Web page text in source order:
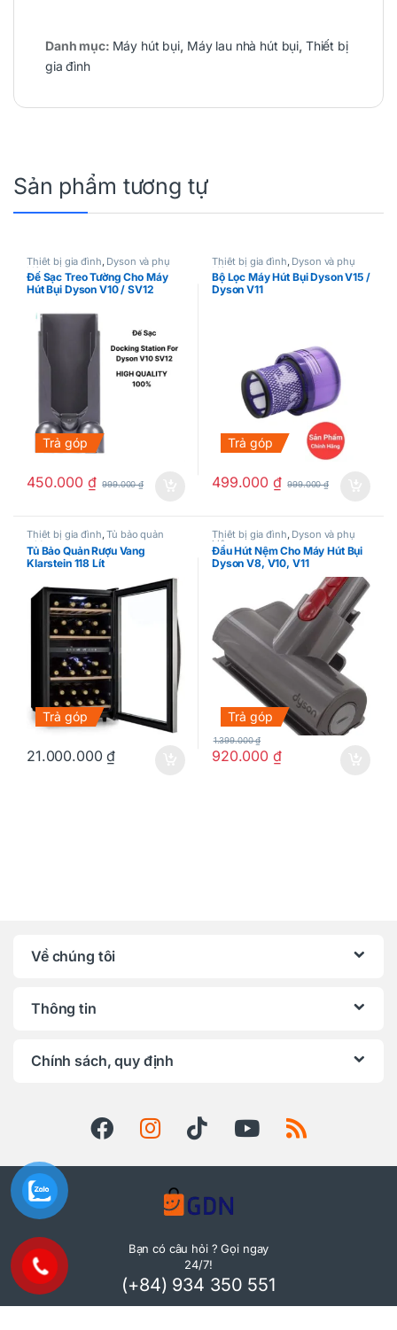
Danh mục: Máy hút bụi, Máy lau nhà hút bụi, Thiết bị
gia đình
Sản phẩm tương tự
Thiết bị gia đình, Dyson và phụ
kiện
Đế Sạc Treo Tường Cho Máy
Hút Bụi Dyson V10 / SV12
Trả góp
450.000 ₫ 999.000₫
Thiết bị gia đình, Dyson và phụ
kiện
Bộ Lọc Máy Hút Bụi Dyson V15 /
Dyson V11
Trả góp
499.000 ₫ 999.000₫
Thiết bị gia đình,Tủ bảo quản
rượu vang
Tủ Bảo Quản Rượu Vang
Klarstein 118 Lít
Trả góp
21.000.000₫
Thiết bị gia đình, Dyson và phụ
kiện
Đầu Hút Nệm Cho Máy Hút Bụi
Dyson V8, V10, V11
Trả góp
920.000 ₫
1.399.000₫
Về chúng tôi
Thông tin
Chính sách, quy định
Bạn có câu hỏi ? Gọi ngay
24/7!
(+84) 934 350 551